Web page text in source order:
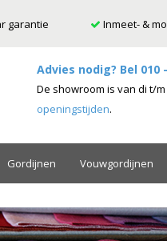
garantie Inmeet- &
Advies nodig? Bel 010
De showroom is van di t/
openingstijden.
Gordijnen Vouwgordijnen